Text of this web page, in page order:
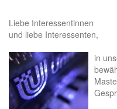
Liebe Interessentinnen
und liebe Interessenten,
in